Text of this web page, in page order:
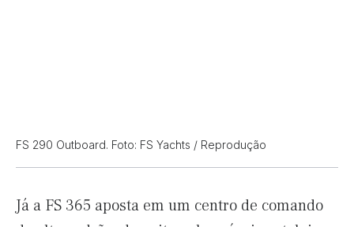
FS 290 Outboard. Foto: FS Yachts / Reprodução
Já a FS 365 aposta em um centro de comando